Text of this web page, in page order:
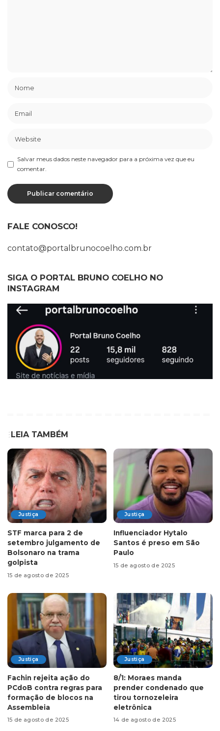
Salvar meus dados neste navegador para a próxima vez que eu
comentar.
FALE CONOSCO!
contato@portalbrunocoelho.com.br
SIGA O PORTAL BRUNO COELHO NO
INSTAGRAM
LEIA TAMBÉM
Justiça
STF marca para 2 de
setembro julgamento de
Bolsonaro na trama
golpista
15 de agosto de 2025
Justiça
Influenciador Hytalo
Santos é preso em São
Paulo
15 de agosto de 2025
Justiça
Fachin rejeita ação do
PCdoB contra regras para
formação de blocos na
Assembleia
15 de agosto de 2025
Justiça
8/1: Moraes manda
prender condenado que
tirou tornozeleira
eletrônica
14 de agosto de 2025